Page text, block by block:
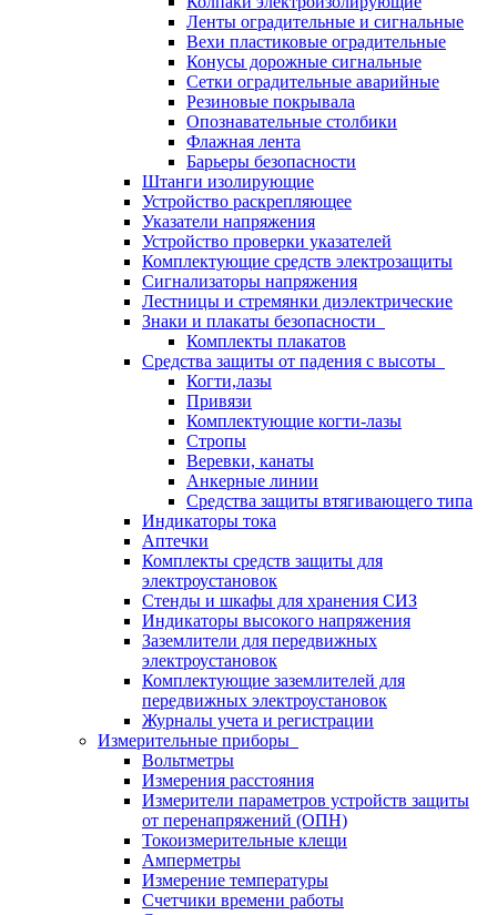
Ленты оградительные и сигнальные
Вехи пластиковые оградительные
Конусы дорожные сигнальные
Сетки оградительные аварийные
Резиновые покрывала
Опознавательные столбики
Флажная лента
Барьеры безопасности
Штанги изолирующие
Устройство раскрепляющее
Указатели напряжения
Устройство проверки указателей
Комплектующие средств электрозащиты
Сигнализаторы напряжения
Лестницы и стремянки диэлектрические
Знаки и плакаты безопасности
Комплекты плакатов
Средства защиты от падения с высоты
Когти,лазы
Привязи
Комплектующие когти-лазы
Стропы
Веревки, канаты
Анкерные линии
Средства защиты втягивающего типа
Индикаторы тока
Аптечки
Комплекты средств защиты для
электроустановок
Стенды и шкафы для хранения СИЗ
Индикаторы высокого напряжения
Заземлители для передвижных
электроустановок
Комплектующие заземлителей для
передвижных электроустановок
Журналы учета и регистрации
Измерительные приборы
Вольтметры
Измерения расстояния
Измерители параметров устройств защиты
от перенапряжений (ОПН)
Токоизмерительные клещи
Амперметры
Измерение температуры
Счетчики времени работы